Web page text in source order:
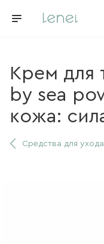
Крем для
by sea
кожа:
Средства для